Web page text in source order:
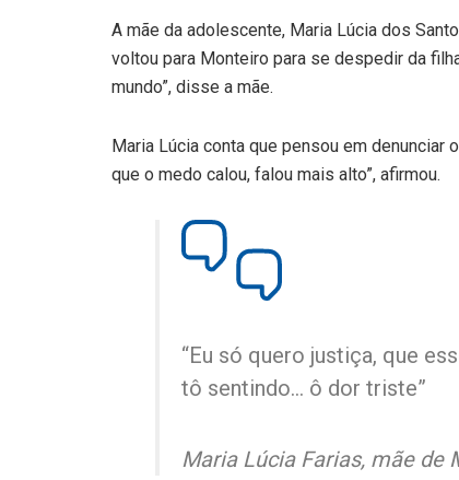
A mãe da adolescente, Maria Lúcia dos
voltou para Monteiro para se despedir da
mundo”, disse a mãe.
Maria Lúcia conta que pensou em denunciar
que o medo calou, falou mais alto”, afirmou.
“Eu só quero justiça, que
tô sentindo… ô dor triste”
Maria Lúcia Farias, mãe de